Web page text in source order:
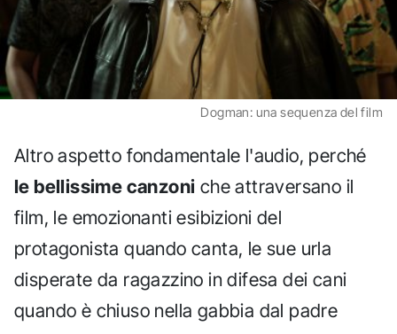
Dogman: una sequenza del film
Altro aspetto fondamentale l'audio, perché
le bellissime canzoni che attraversano il
film, le emozionanti esibizioni del
protagonista quando canta, le sue urla
disperate da ragazzino in difesa dei cani
quando è chiuso nella gabbia dal padre